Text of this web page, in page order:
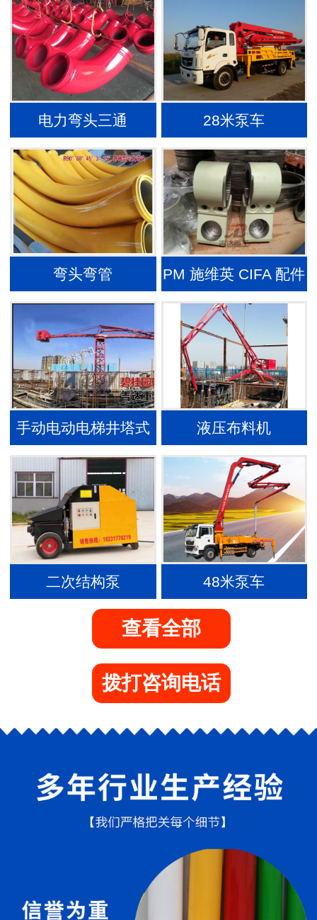
电力弯头三通 28米泵车
弯头弯管 PM 施维英 CIFA 配件
手动电动电梯井塔式
内爬布料机
液压布料机
二次结构泵 48米泵车
查看全部
拨打咨询电话